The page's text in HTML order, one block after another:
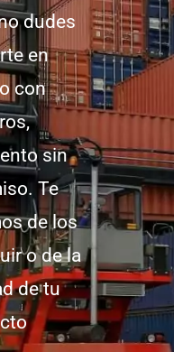
dudes
en
con
sin
Te
de los
o de la
de tu